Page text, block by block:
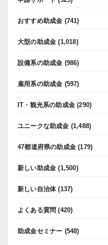
おすすめ助成金 (741)
大型の助成金 (1,018)
設備系の助成金 (986)
雇用系の助成金 (597)
IT・観光系の助成金 (290)
ユニークな助成金 (1,488)
47都道府県の助成金 (179)
新しい助成金 (1,500)
新しい自治体(137)
よくある質問 (420)
助成金セミナー (548)